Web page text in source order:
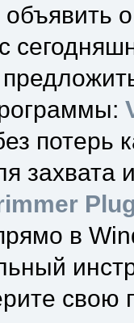
потерь
захвата
в
свою